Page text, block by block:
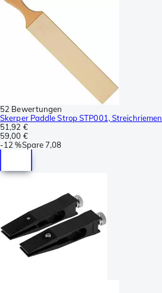
52 Bewertungen
Skerper Paddle Strop STP001, Streichriemen
51,92 €
59,00 €
-12 %Spare7,08